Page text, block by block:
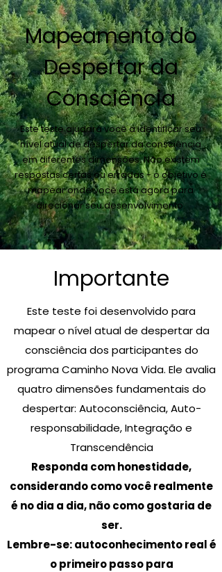
Mapeamento do
Despertar da
Consciência
Este teste ajudará você a identificar seu
nível atual de despertar da consciência
em diferentes dimensões. Não existem
respostas certas ou erradas - o objetivo é
mapear onde você está agora para
direcionar seu desenvolvimento.
Importante
Este teste foi desenvolvido para
mapear o nível atual de despertar da
consciência dos participantes do
programa Caminho Nova Vida. Ele avalia
quatro dimensões fundamentais do
despertar: Autoconsciência, Auto-
responsabilidade, Integração e
Transcendência
Responda com honestidade,
considerando como você realmente
é no dia a dia, não como gostaria de
ser.
Lembre-se: autoconhecimento real é
o primeiro passo para